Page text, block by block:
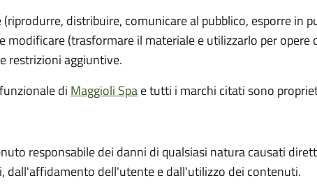
distribuire, comunicare al pubblico, esporre in
modificare (trasformare il materiale e utilizzarlo per
restrizioni aggiuntive.
di Maggioli Spae tutti i marchi citati sono
responsabile dei danni di qualsiasi natura causati
dall'affidamento dell'utente e dall'utilizzo dei contenuti.